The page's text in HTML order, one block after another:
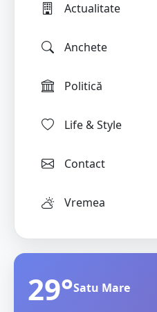
Actualitate
Anchete
Politică
Life & Style
Contact
Vremea
29°Satu Mare